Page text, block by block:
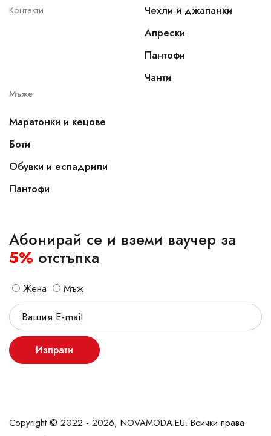
Контакти
Чехли и джапанки
Апрески
Пантофи
Чанти
Мъже
Маратонки и кецове
Боти
Обувки и еспадрили
Пантофи
Абонирай се и вземи ваучер за
5% отстъпка
Жена Мъж
Изпрати
Copyright © 2022 - 2026, NOVAMODA.EU. Всички права